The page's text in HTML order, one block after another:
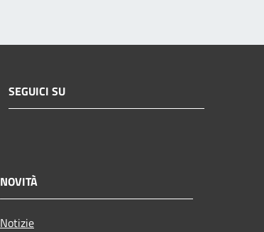
SEGUICI SU
NOVITÀ
Notizie